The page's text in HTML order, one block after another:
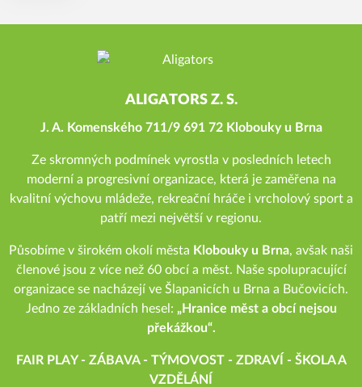
ALIGATORS Z. S.
J. A. Komenského 711/9 691 72 Klobouky u Brna
Ze skromných podmínek vyrostla v posledních letech
moderní a progresivní organizace, která je zaměřena na
kvalitní výchovu mládeže, rekreační hráče i vrcholový sport a
patří mezi největší v regionu.
Působíme v širokém okolí města Klobouky u Brna, avšak naši
členové jsou z více než 60 obcí a měst. Naše spolupracující
organizace se nacházejí ve Šlapanicích u Brna a Bučovicích.
Jedno ze základních hesel: „Hranice měst a obcí nejsou
překážkou“.
FAIR PLAY - ZÁBAVA - TÝMOVOST - ZDRAVÍ - ŠKOLA A
VZDĚLÁNÍ